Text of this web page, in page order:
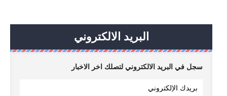
البريد الالكتروني
سجل في البريد الالكتروني لتصلك اخر الاخبار